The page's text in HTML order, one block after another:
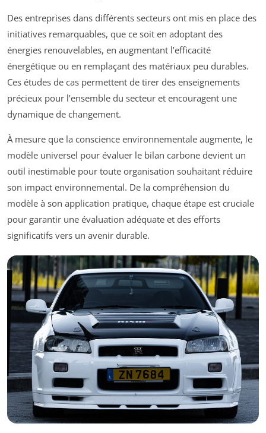
Des entreprises dans différents secteurs ont mis en place des
initiatives remarquables, que ce soit en adoptant des
énergies renouvelables, en augmentant l’efficacité
énergétique ou en remplaçant des matériaux peu durables.
Ces études de cas permettent de tirer des enseignements
précieux pour l’ensemble du secteur et encouragent une
dynamique de changement.
À mesure que la conscience environnementale augmente, le
modèle universel pour évaluer le bilan carbone devient un
outil inestimable pour toute organisation souhaitant réduire
son impact environnemental. De la compréhension du
modèle à son application pratique, chaque étape est cruciale
pour garantir une évaluation adéquate et des efforts
significatifs vers un avenir durable.